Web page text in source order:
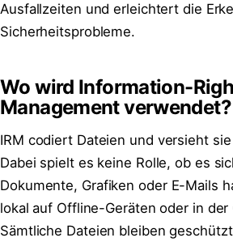
Ausfallzeiten und erleichtert die
Sicherheitsprobleme.
Wo wird Information-
Management verwendet?
IRM codiert Dateien und versieht
Dabei spielt es keine Rolle, ob es
Dokumente, Grafiken oder E-Mails
lokal auf Offline-Geräten oder in der
Sämtliche Dateien bleiben